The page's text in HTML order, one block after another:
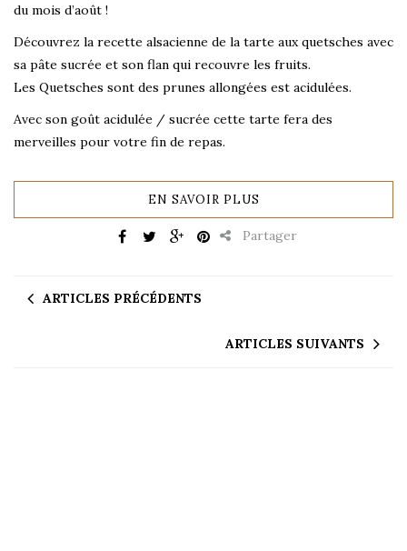
du mois d’août !
Découvrez la recette alsacienne de la tarte aux quetsches avec
sa pâte sucrée et son flan qui recouvre les fruits.
Les Quetsches sont des prunes allongées est acidulées.
Avec son goût acidulée / sucrée cette tarte fera des
merveilles pour votre fin de repas.
EN SAVOIR PLUS
Partager
ARTICLES PRÉCÉDENTS
ARTICLES SUIVANTS